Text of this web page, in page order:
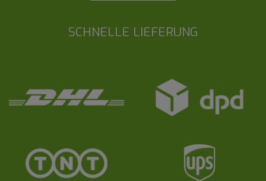
SCHNELLE LIEFERUNG